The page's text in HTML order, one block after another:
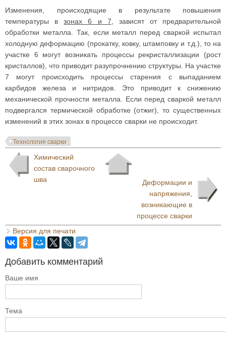
Изменения, происходящие в результате повышения
температуры взонах 6 и 7 , зависят от предварительной
обработки металла. Так, если металл перед сваркой испытал
холодную деформацию (прокатку, ковку, штамповку и т.д.), то на
участке 6 могут возникать процессы рекристаллизации (рост
кристаллов), что приводит разупрочнению структуры. На участке
7 могут происходить процессы старения с выпаданием
карбидов железа и нитридов. Это приводит к снижению
механической прочности металла. Если перед сваркой металл
подвергался термической обработке (отжиг), то существенных
изменений в этих зонах в процессе сварки не происходит.
Технология сварки
Химический
состав сварочного
шва
Деформации и
напряжения,
возникающие в
процессе сварки
Версия для печати
Добавить комментарий
Ваше имя
Тема